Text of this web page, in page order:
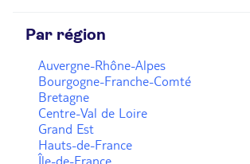
Par région
Auvergne-Rhône-Alpes
Bourgogne-Franche-Comté
Bretagne
Centre-Val de Loire
Grand Est
Hauts-de-France
Île-de-France